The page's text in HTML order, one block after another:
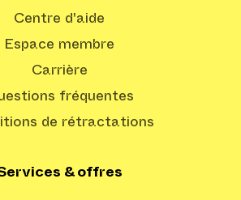
Centre d'aide
Espace membre
Carrière
fréquentes
de rétractations
& offres